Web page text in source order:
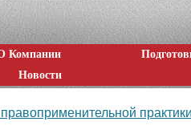
Компании
Новости